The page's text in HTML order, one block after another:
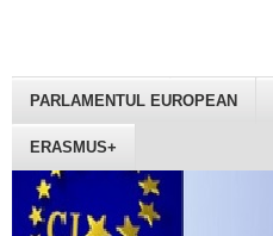
PARLAMENTUL EUROPEAN
ERASMUS+